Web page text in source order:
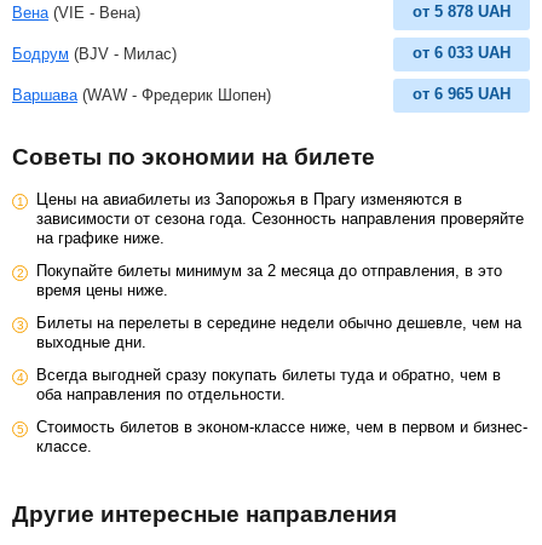
Вена (VIE - Вена) от 5 878 UAH
Бодрум (BJV - Милас) от 6 033 UAH
Варшава (WAW - Фредерик Шопен) от 6 965 UAH
Советы по экономии на билете
Цены на авиабилеты из Запорожья в Прагу изменяются в
зависимости от сезона года. Сезонность направления проверяйте
на графике ниже.
Покупайте билеты минимум за 2 месяца до отправления, в это
время цены ниже.
Билеты на перелеты в середине недели обычно дешевле, чем на
выходные дни.
Всегда выгодней сразу покупать билеты туда и обратно, чем в
оба направления по отдельности.
Стоимость билетов в эконом-классе ниже, чем в первом и бизнес-
классе.
Другие интересные направления